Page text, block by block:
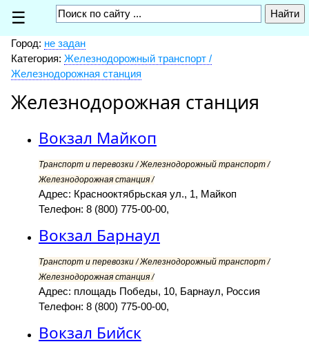
☰
Город: не задан
Категория: Железнодорожный транспорт /
Железнодорожная станция
Железнодорожная станция
Вокзал Майкоп
Транспорт и перевозки / Железнодорожный транспорт /
Железнодорожная станция /
Адрес: Краснооктябрьская ул., 1, Майкоп
Телефон: 8 (800) 775-00-00,
Вокзал Барнаул
Транспорт и перевозки / Железнодорожный транспорт /
Железнодорожная станция /
Адрес: площадь Победы, 10, Барнаул, Россия
Телефон: 8 (800) 775-00-00,
Вокзал Бийск